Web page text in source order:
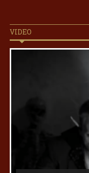
VIDEO